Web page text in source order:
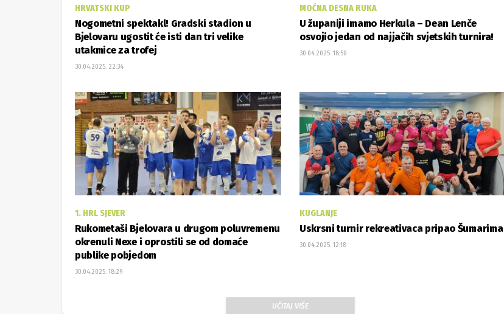
HRVATSKI KUP
Nogometni spektakl! Gradski stadion u
Bjelovaru ugostit će isti dan tri velike
utakmice za trofej
30.04.2025. 22:34
MOĆNA DESNA RUKA
U županiji imamo Herkula – Dean Lenče
osvojio jedan od najjačih svjetskih turnira!
30.04.2025. 18:50
1. HRL SJEVER
Rukometaši Bjelovara u drugom poluvremenu
okrenuli Nexe i oprostili se od domaće
publike pobjedom
30.04.2025. 18:29
KUGLANJE
Uskrsni turnir rekreativaca pripao Šumarima
30.04.2025. 12:18
UČITAJ VIŠE